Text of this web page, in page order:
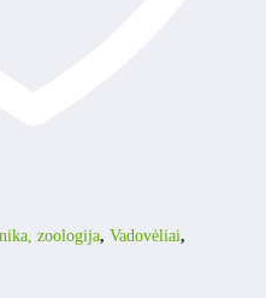
zoologija, Vadovėliai,